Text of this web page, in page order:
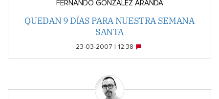
FERNANDO GONZALEZ ARANDA
QUEDAN 9 DÍAS PARA NUESTRA SEMANA
SANTA
23-03-2007 | 12:38